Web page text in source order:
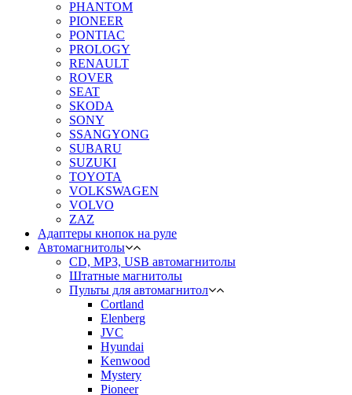
PHANTOM
PIONEER
PONTIAC
PROLOGY
RENAULT
ROVER
SEAT
SKODA
SONY
SSANGYONG
SUBARU
SUZUKI
TOYOTA
VOLKSWAGEN
VOLVO
ZAZ
Адаптеры кнопок на руле
Автомагнитолы
CD, MP3, USB автомагнитолы
Штатные магнитолы
Пульты для автомагнитол
Cortland
Elenberg
JVC
Hyundai
Kenwood
Mystery
Pioneer